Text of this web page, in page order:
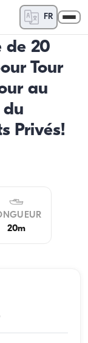
FR
de 20
Tour
au
du
Privés!
20m